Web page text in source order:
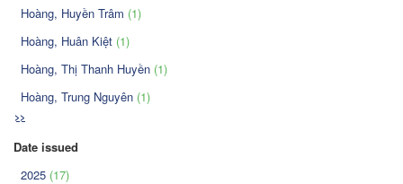
Hoàng, Huyền Trâm (1)
Hoàng, Huân Kiệt (1)
Hoàng, Thị Thanh Huyền (1)
Hoàng, Trung Nguyên (1)
>>
Date issued
2025 (17)